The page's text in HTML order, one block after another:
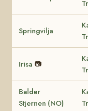
Springvilja
Irisa 📷
Balder
Stjernen (NO)